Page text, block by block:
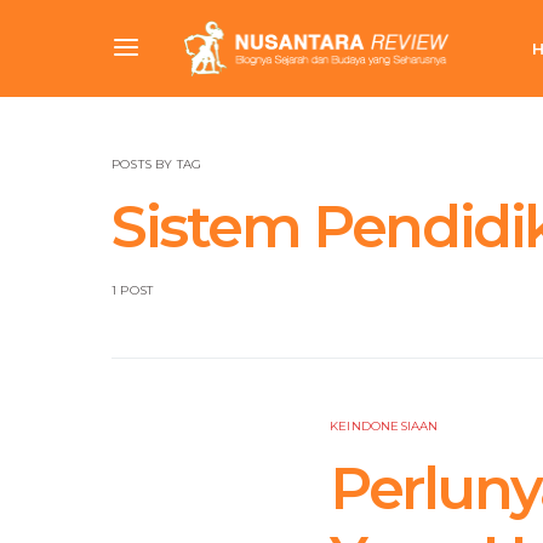
POSTS BY TAG
Sistem
1 POST
KEINDONESIAAN